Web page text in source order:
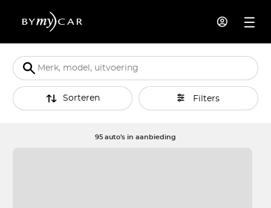
Sorteren Filters
95 auto's in aanbieding